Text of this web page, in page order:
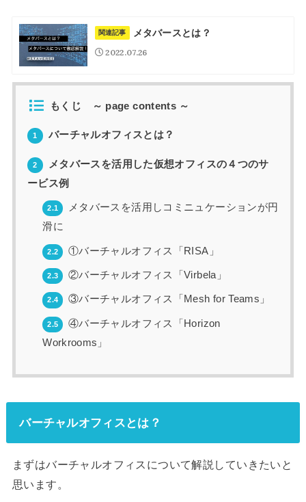
関連記事 メタバースとは？
2022.07.26
もくじ ～ page contents ～
1 バーチャルオフィスとは？
2
メタバースを活用した仮想オフィスの４つのサ
ービス例
2.1
メタバースを活用しコミニュケーションが円
滑に
2.2 ①バーチャルオフィス「RISA」
2.3 ②バーチャルオフィス「Virbela」
2.4 ③バーチャルオフィス「Mesh for Teams」
2.5
④バーチャルオフィス「Horizon
Workrooms」
バーチャルオフィスとは？
まずはバーチャルオフィスについて解説していきたいと
思います。